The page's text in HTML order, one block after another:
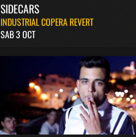
SIDECARS
INDUSTRIAL COPERA REVERT
SAB 3 OCT